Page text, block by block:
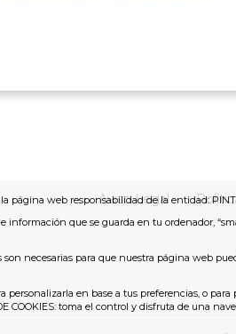
Aviso Legal
web responsabilidad de la entidad:
que se guarda en tu ordenador,
son necesarias para que nuestra página web
en base a tus preferencias, o
COOKIES: toma el control y disfruta de una